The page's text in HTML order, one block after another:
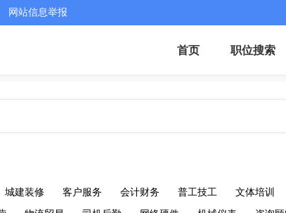
网站信息举报
首页 职位搜索
城建装修 客户服务 会计财务 普工技工 文体培训